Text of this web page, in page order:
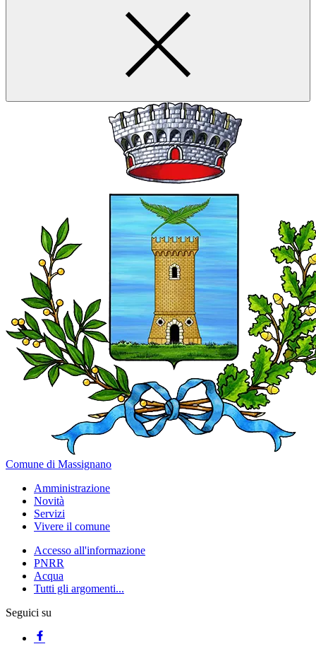
Comune di Massignano
Amministrazione
Novità
Servizi
Vivere il comune
Accesso all'informazione
PNRR
Acqua
Tutti gli argomenti...
Seguici su